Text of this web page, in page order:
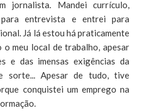
jornalista. Mandei currículo,
para entrevista e entrei para
Já lá estou há praticamente
o meu local de trabalho, apesar
e das imensas exigências da
sorte... Apesar de tudo, tive
conquistei um emprego na